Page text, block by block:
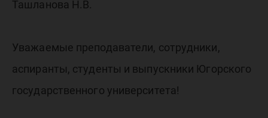
Ташланова Н.В.
Уважаемые преподаватели, сотрудники,
аспиранты, студенты и выпускники Югорского
государственного университета!